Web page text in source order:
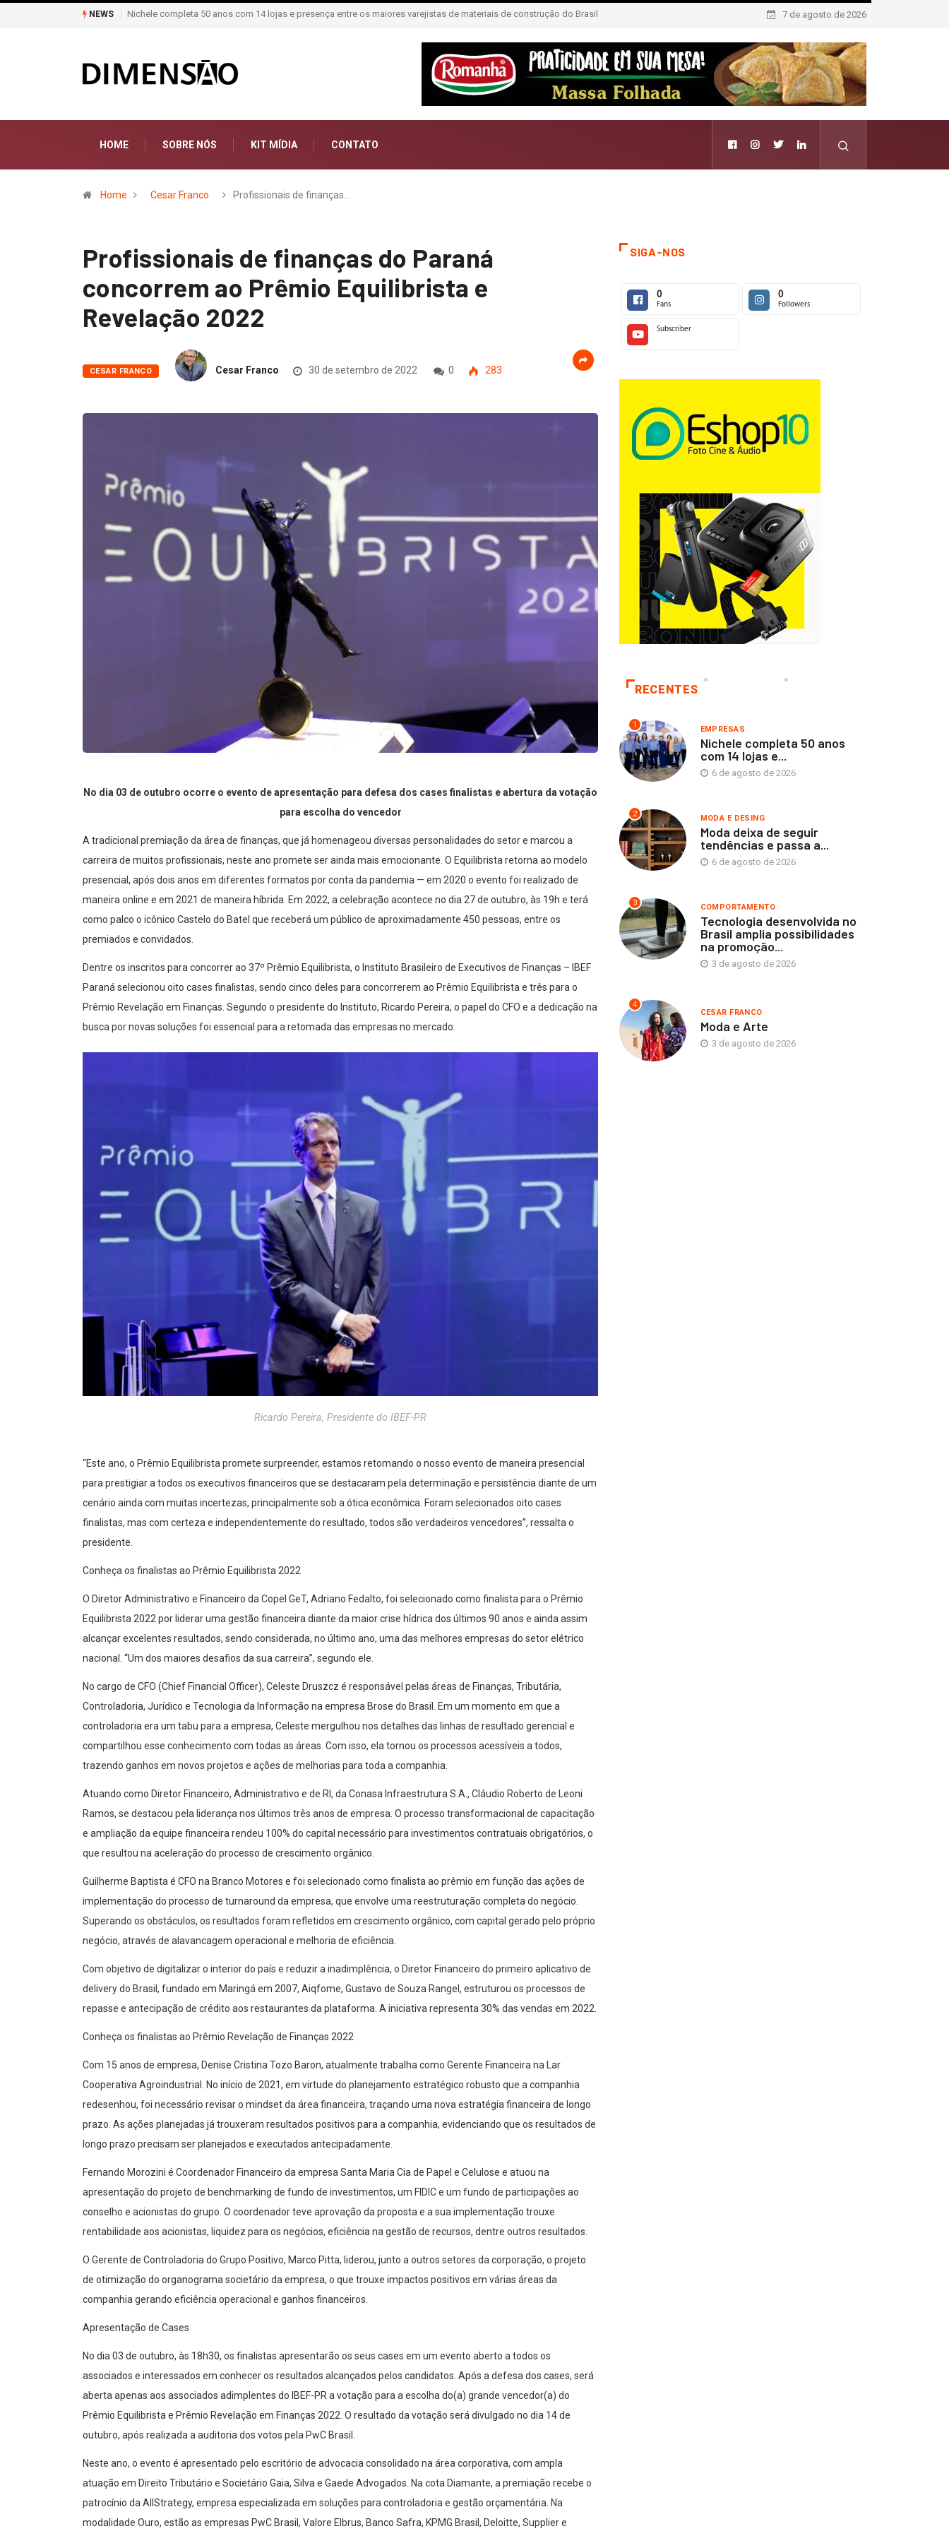
NEWS
de construção do BrasilModa deixa de seguir tendências e passa a contar histórias; Forward aposta na curadoria como novo luxo 7 de agosto de 2026
HOME SOBRE NÓS KIT MÍDIA CONTATO
Home Cesar Franco Profissionais de finanças…
Profissionais de finanças do Paraná
concorrem ao Prêmio Equilibrista e
Revelação 2022
CESAR FRANCO Cesar Franco 30 de setembro de 2022 0 283
No dia 03 de outubro ocorre o evento de apresentação para defesa dos cases finalistas e abertura da votação
para escolha do vencedor
A tradicional premiação da área de finanças, que já homenageou diversas personalidades do setor e marcou a
carreira de muitos profissionais, neste ano promete ser ainda mais emocionante. O Equilibrista retorna ao modelo
presencial, após dois anos em diferentes formatos por conta da pandemia — em 2020 o evento foi realizado de
maneira online e em 2021 de maneira híbrida. Em 2022, a celebração acontece no dia 27 de outubro, às 19h e terá
como palco o icônico Castelo do Batel que receberá um público de aproximadamente 450 pessoas, entre os
premiados e convidados.
Dentre os inscritos para concorrer ao 37º Prêmio Equilibrista, o Instituto Brasileiro de Executivos de Finanças – IBEF
Paranáselecionou oito cases finalistas, sendo cinco deles para concorrerem ao Prêmio Equilibrista e três para o
Prêmio Revelação em Finanças. Segundo o presidente do Instituto, Ricardo Pereira, o papel do CFO e a dedicação na
busca por novas soluções foi essencial para a retomada das empresas no mercado.
Ricardo Pereira, Presidente do IBEF-PR
“Este ano, o Prêmio Equilibrista promete surpreender, estamos retomando o nosso evento de maneira presencial
para prestigiar a todos os executivos financeiros que se destacaram pela determinação e persistência diante de um
cenário ainda com muitas incertezas, principalmente sob a ótica econômica. Foram selecionados oito cases
finalistas, mas com certeza e independentemente do resultado, todos são verdadeiros vencedores”, ressalta o
presidente.
Conheça os finalistas ao Prêmio Equilibrista 2022
O Diretor Administrativo e Financeiro da Copel GeT, Adriano Fedalto, foi selecionado como finalista para o Prêmio
Equilibrista 2022 por liderar uma gestão financeira diante da maior crise hídrica dos últimos 90 anos e ainda assim
alcançar excelentes resultados, sendo considerada, no último ano, uma das melhores empresas do setor elétrico
nacional. “Um dos maiores desafios da sua carreira”, segundo ele.
No cargo de CFO (Chief Financial Officer), Celeste Druszcz é responsável pelas áreas de Finanças, Tributária,
Controladoria, Jurídico e Tecnologia da Informação na empresa Brose do Brasil. Em um momento em que a
controladoria era um tabu para a empresa, Celeste mergulhou nos detalhes das linhas de resultado gerencial e
compartilhou esse conhecimento com todas as áreas. Com isso, ela tornou os processos acessíveis a todos,
trazendo ganhos em novos projetos e ações de melhorias para toda a companhia.
Atuando como Diretor Financeiro, Administrativo e de RI, da Conasa Infraestrutura S.A., Cláudio Roberto de Leoni
Ramos, se destacou pela liderança nos últimos três anos de empresa. O processo transformacional de capacitação
e ampliação da equipe financeira rendeu 100% do capital necessário para investimentos contratuais obrigatórios, o
que resultou na aceleração do processo de crescimento orgânico.
Guilherme Baptista é CFO na Branco Motores e foi selecionado como finalista ao prêmio em função das ações de
implementação do processo de turnaround da empresa, que envolve uma reestruturação completa do negócio.
Superando os obstáculos, os resultados foram refletidos em crescimento orgânico, com capital gerado pelo próprio
negócio, através de alavancagem operacional e melhoria de eficiência.
Com objetivo de digitalizar o interior do país e reduzir a inadimplência, o Diretor Financeiro do primeiro aplicativo de
delivery do Brasil, fundado em Maringá em 2007, Aiqfome, Gustavo de Souza Rangel, estruturou os processos de
repasse e antecipação de crédito aos restaurantes da plataforma. A iniciativa representa 30% das vendas em 2022.
Conheça os finalistas ao Prêmio Revelação de Finanças 2022
Com 15 anos de empresa, Denise Cristina Tozo Baron, atualmente trabalha como Gerente Financeira na Lar
Cooperativa Agroindustrial. No início de 2021, em virtude do planejamento estratégico robusto que a companhia
redesenhou, foi necessário revisar o mindsetda área financeira, traçando uma nova estratégia financeira de longo
prazo. As ações planejadas já trouxeram resultados positivos para a companhia, evidenciando que os resultados de
longo prazo precisam ser planejados e executados antecipadamente.
Fernando Morozini é Coordenador Financeiro da empresa Santa Maria Cia de Papel e Celulose e atuou na
apresentação do projeto de benchmarking de fundo de investimentos, um FIDIC e um fundo de participações ao
conselho e acionistas do grupo. O coordenador teve aprovação da proposta e a sua implementação trouxe
rentabilidade aos acionistas, liquidez para os negócios, eficiência na gestão de recursos, dentre outros resultados.
O Gerente de Controladoria do Grupo Positivo, Marco Pitta, liderou, junto a outros setores da corporação, o projeto
de otimização do organograma societário da empresa, o que trouxe impactos positivos em várias áreas da
companhia gerando eficiência operacional e ganhos financeiros.
Apresentação de Cases
No dia 03 de outubro, às 18h30, os finalistas apresentarão os seus cases em um evento aberto a todos os
associados e interessados em conhecer os resultados alcançados pelos candidatos. Após a defesa dos cases, será
aberta apenas aos associados adimplentes do IBEF-PR a votação para a escolha do(a) grande vencedor(a) do
Prêmio Equilibrista e Prêmio Revelação em Finanças 2022 . O resultado da votação será divulgado no dia 14 de
outubro, após realizada a auditoria dos votos pela PwC Brasil.
Neste ano, o evento é apresentado pelo escritório de advocacia consolidado na área corporativa, com ampla
atuação em Direito Tributário e Societário Gaia, Silva e Gaede Advogados. Na cota Diamante, a premiação recebe o
patrocínio da AllStrategy, empresa especializada em soluções para controladoria e gestão orçamentária. Na
modalidade Ouro, estão as empresas PwC Brasil, Valore Elbrus, Banco Safra, KPMG Brasil, Deloitte, Supplier e
SIGA-NOS
0
Fans
0
Followers
Subscriber
RECENTES
1 EMPRESAS
Nichele completa 50 anos
com 14 lojas e...
6 de agosto de 2026
2 MODA E DESING
Moda deixa de seguir
tendências e passa a...
6 de agosto de 2026
3 COMPORTAMENTO
Tecnologia desenvolvida no
Brasil amplia possibilidades
na promoção...
3 de agosto de 2026
4
CESAR FRANCO
Moda e Arte
3 de agosto de 2026